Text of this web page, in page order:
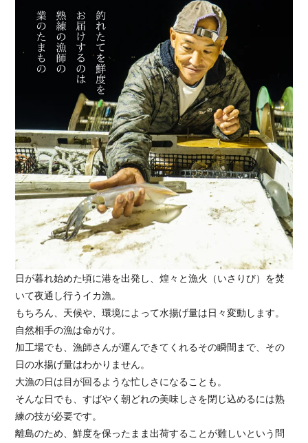
日が暮れ始めた頃に港を出発し、煌々と漁火（いさりび）を焚
いて夜通し行うイカ漁。
もちろん、天候や、環境によって水揚げ量は日々変動します。
自然相手の漁は命がけ。
加工場でも、漁師さんが運んできてくれるその瞬間まで、その
日の水揚げ量はわかりません。
大漁の日は目が回るような忙しさになることも。
そんな日でも、すばやく朝どれの美味しさを閉じ込めるには熟
練の技が必要です。
離島のため、鮮度を保ったまま出荷することが難しいという問